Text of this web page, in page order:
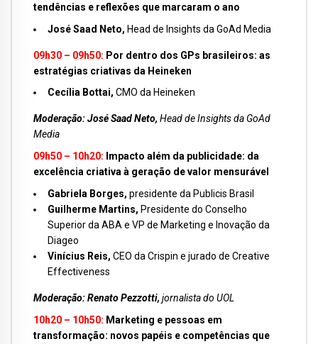
tendências e reflexões que marcaram o ano
José Saad Neto, Head de Insights da GoAd Media
09h30 – 09h50: Por dentro dos GPs brasileiros: as
estratégias criativas da Heineken
Cecília Bottai, CMO da Heineken
Moderação:José Saad Neto, Head de Insights da GoAd
Media
09h50 – 10h20: Impacto além da publicidade: da
excelência criativa à geração de valor mensurável
Gabriela Borges, presidente da Publicis Brasil
Guilherme Martins, Presidente do Conselho
Superior da ABA e VP de Marketing e Inovação da
Diageo
Vinícius Reis, CEO da Crispin e jurado de Creative
Effectiveness
Moderação:Renato Pezzotti, jornalista do UOL
10h20 – 10h50: Marketing e pessoas em
transformação: novos papéis e competências que